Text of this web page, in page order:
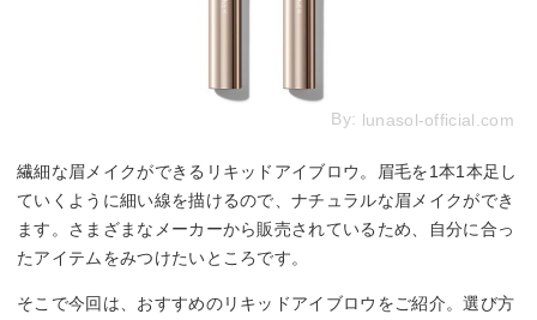
By: lunasol-official.com
繊細な眉メイクができるリキッドアイブロウ。眉毛を1本1本足し
ていくように細い線を描けるので、ナチュラルな眉メイクができ
ます。さまざまなメーカーから販売されているため、自分に合っ
たアイテムをみつけたいところです。
そこで今回は、おすすめのリキッドアイブロウをご紹介。選び方